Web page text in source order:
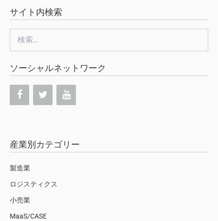
サイト内検索
索:
ソーシャルネットワーク
産業別カテゴリー
製造業
ロジスティクス
小売業
MaaS/CASE